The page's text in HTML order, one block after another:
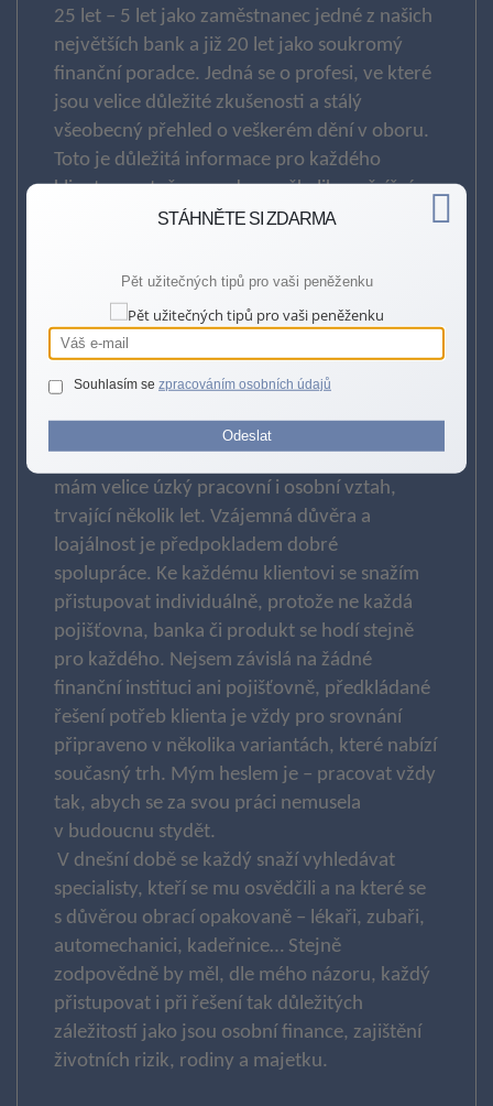
25 let – 5 let jako zaměstnanec jedné z našich
největších bank a již 20 let jako soukromý
finanční poradce. Jedná se o profesi, ve které
jsou velice důležité zkušenosti a stálý
všeobecný přehled o veškerém dění v oboru.
Toto je důležitá informace pro každého
klienta, protože poradce s několika měsíční
praxí těžko dobře poradí a posoudí jeho
O mé práci
Je pro mne velice důležitý dlouhodobý a
mám velice úzký pracovní i osobní vztah,
trvající několik let. Vzájemná důvěra a
loajálnost je předpokladem dobré
spolupráce. Ke každému klientovi se snažím
přistupovat individuálně, protože ne každá
pojišťovna, banka či produkt se hodí stejně
pro každého. Nejsem závislá na žádné
finanční instituci ani pojišťovně, předkládané
řešení potřeb klienta je vždy pro srovnání
připraveno v několika variantách, které nabízí
současný trh. Mým heslem je – pracovat vždy
tak, abych se za svou práci nemusela
v budoucnu stydět.
V dnešní době se každý snaží vyhledávat
specialisty, kteří se mu osvědčili a na které se
s důvěrou obrací opakovaně – lékaři, zubaři,
automechanici, kadeřnice… Stejně
zodpovědně by měl, dle mého názoru, každý
přistupovat i při řešení tak důležitých
záležitostí jako jsou osobní finance, zajištění
životních rizik, rodiny a majetku.
STÁHNĚTE SI ZDARMA
Pět užitečných tipů pro vaši peněženku
Souhlasím se zpracováním osobních údajů
Odeslat